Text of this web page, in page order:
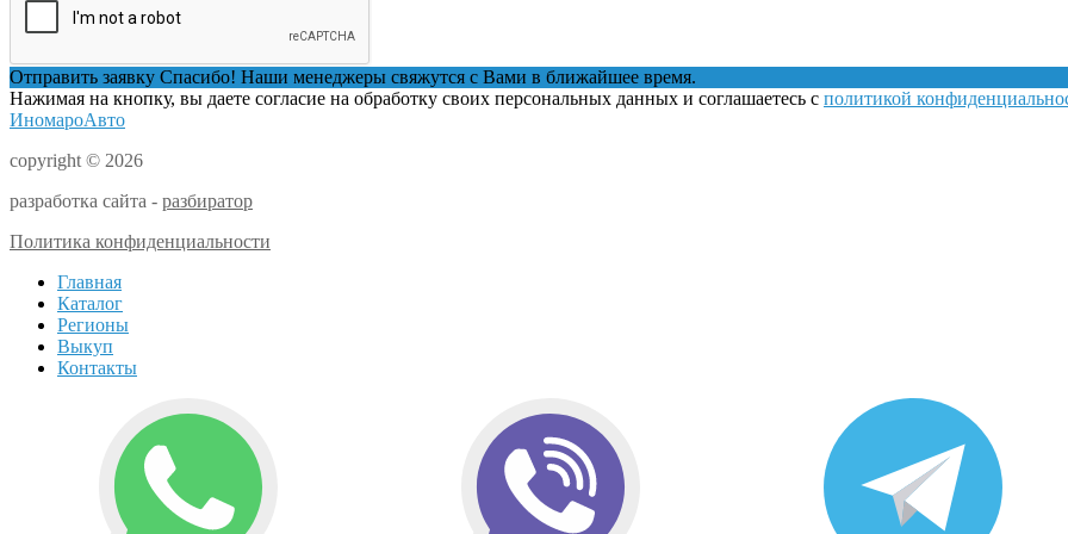
Отправить заявку Спасибо! Наши менеджеры свяжутся с Вами в ближайшее время.
Нажимая на кнопку, вы даете согласие на обработку своих персональных данных и соглашаетесь с политикой
ИномароАвто
copyright © 2026
разработка сайта - разбиратор
Политика конфиденциальности
Главная
Каталог
Регионы
Выкуп
Контакты